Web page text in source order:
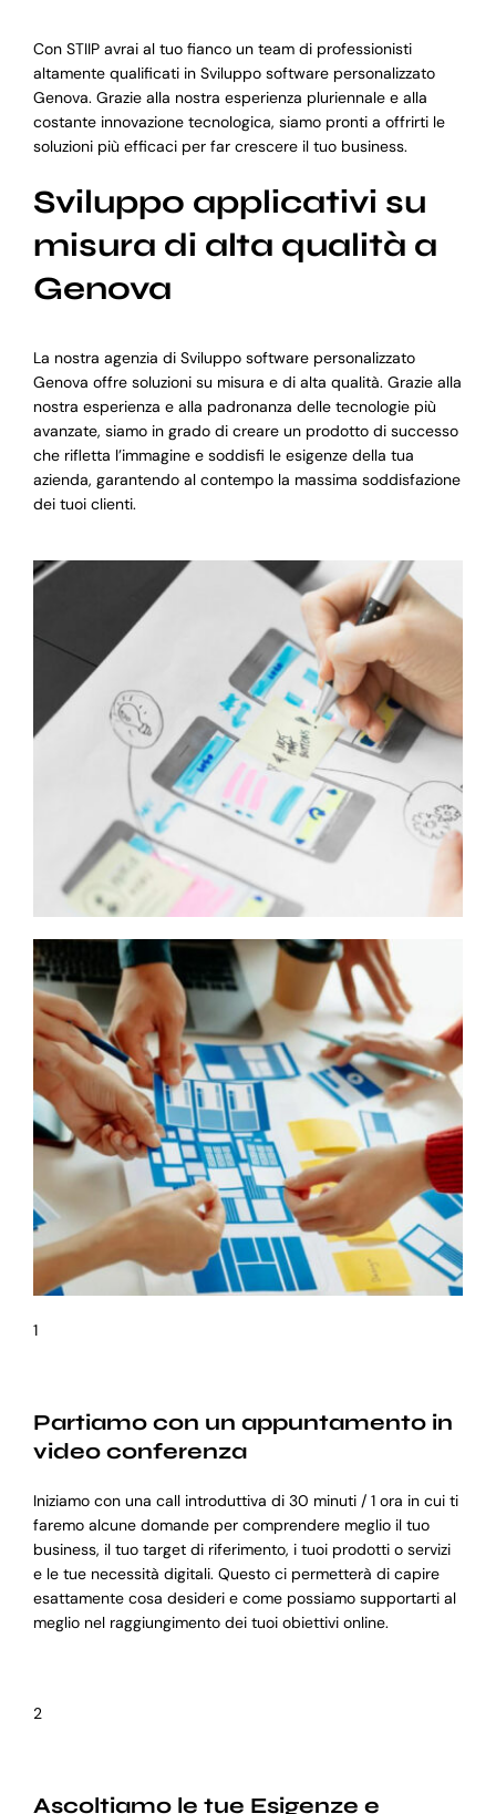
Con STIIP avrai al tuo fianco un team di professionisti
altamente qualificati in Sviluppo software personalizzato
Genova. Grazie alla nostra esperienza pluriennale e alla
costante innovazione tecnologica, siamo pronti a offrirti le
soluzioni più efficaci per far crescere il tuo business.
Sviluppo applicativi su
misura di alta qualità a
Genova
La nostra agenzia di Sviluppo software personalizzato
Genova offre soluzioni su misura e di alta qualità. Grazie alla
nostra esperienza e alla padronanza delle tecnologie più
avanzate, siamo in grado di creare un prodotto di successo
che rifletta l’immagine e soddisfi le esigenze della tua
azienda, garantendo al contempo la massima soddisfazione
dei tuoi clienti.
1
Partiamo con un appuntamento in
video conferenza
Iniziamo con una call introduttiva di 30 minuti / 1 ora in cui ti
faremo alcune domande per comprendere meglio il tuo
business, il tuo target di riferimento, i tuoi prodotti o servizi
e le tue necessità digitali. Questo ci permetterà di capire
esattamente cosa desideri e come possiamo supportarti al
meglio nel raggiungimento dei tuoi obiettivi online.
2
Ascoltiamo le tue Esigenze e